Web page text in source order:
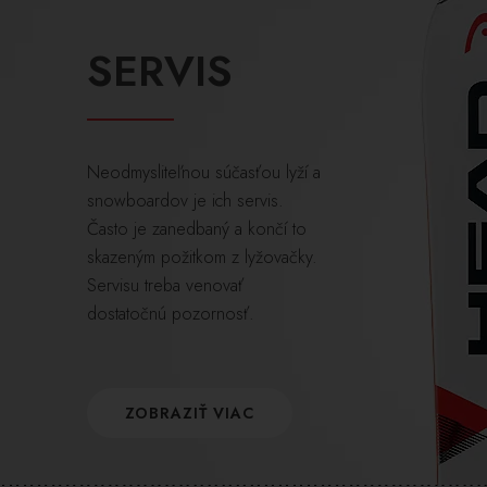
SERVIS
Neodmysliteľnou súčasťou lyží a
snowboardov je ich servis.
Často je zanedbaný a končí to
skazeným požitkom z lyžovačky.
Servisu treba venovať
dostatočnú pozornosť.
ZOBRAZIŤ VIAC